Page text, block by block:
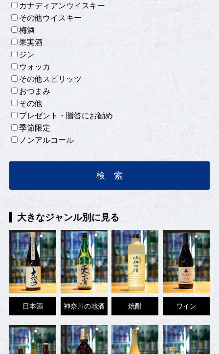
カナディアンウイスキー
その他ウイスキー
梅酒
果実酒
ジン
ウォッカ
その他スピリッツ
おつまみ
その他
プレゼント・贈答にお勧め
季節限定
ノンアルコール
大きなジャンル別に見る
日本酒 神奈川の地酒 焼酎 ワイン